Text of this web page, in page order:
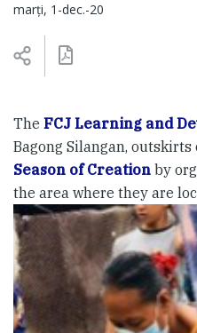
marți, 1-dec.-20
The FCJ Learning and
Bagong Silangan,
Season of Creation by
the area where they are